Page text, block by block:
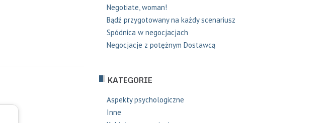
Negotiate, woman!
Bądź przygotowany na każdy scenariusz
Spódnica w negocjacjach
Negocjacje z potężnym Dostawcą
KATEGORIE
Aspekty psychologiczne
Inne